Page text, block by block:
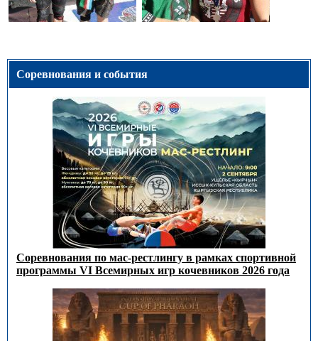
Соревнования и события
Соревнования по мас-рестлингу в рамках спортивной
программы VI Всемирных игр кочевников 2026 года